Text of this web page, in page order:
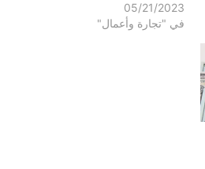
05/21/2023
في "تجارة وأعمال"